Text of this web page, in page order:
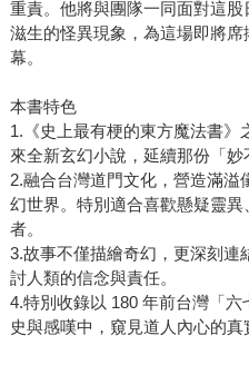
重責。他將與團隊一同面對這
滋生的怪異現象，為這場即將
幕。
本書特色
1.《史上最有梗的東方魔法書
來全新玄幻小說，延續那份「妙
2.融合台灣道門文化，營造滿
幻世界。特別適合喜歡懸疑靈
者。
3.故事不僅描繪奇幻，更深刻連
討人類的信念與責任。
4.特別收錄以 180 年前台灣「
史與感嘆中，窺見道人內心的真